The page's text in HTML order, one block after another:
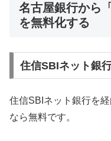
名古屋銀行から
を無料化する
住信SBIネット銀
住信SBIネット銀行を
なら無料です。